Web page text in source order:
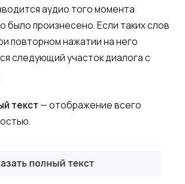
аудио того момента
было произнесено. Если таких слов
повторном нажатии на него
следующий участок диалога с
текст — отображение всего